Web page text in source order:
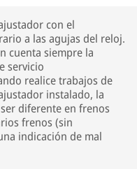
con el
a las agujas del reloj.
cuenta siempre la
servicio
realice trabajos de
instalado, la
diferente en frenos
frenos (sin
indicación de mal